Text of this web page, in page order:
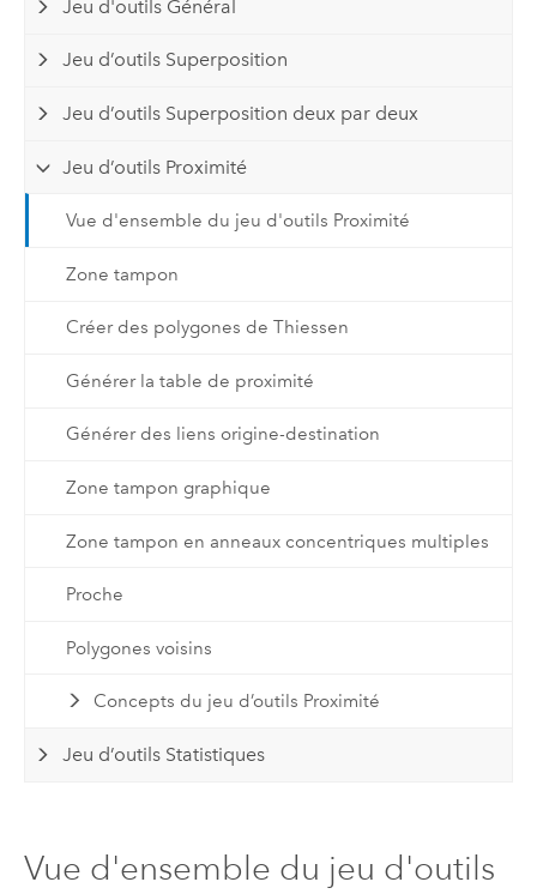
Jeu d'outils Général
Jeu d’outils Superposition
Jeu d’outils Superposition deux par deux
Jeu d’outils Proximité
Vue d'ensemble du jeu d'outils Proximité
Zone tampon
Créer des polygones de Thiessen
Générer la table de proximité
Générer des liens origine-destination
Zone tampon graphique
Zone tampon en anneaux concentriques multiples
Proche
Polygones voisins
Concepts du jeu d’outils Proximité
Jeu d’outils Statistiques
Vue d'ensemble du jeu d'outils